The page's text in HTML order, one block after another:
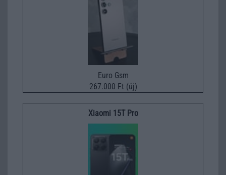
Euro Gsm
267.000 Ft (új)
Xiaomi 15T Pro